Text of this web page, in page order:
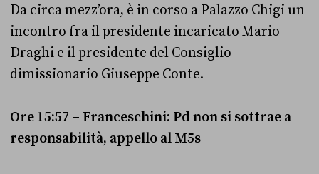
Da circa mezz’ora, è in corso a Palazzo Chigi un
incontro fra il presidente incaricato Mario
Draghi e il presidente del Consiglio
dimissionario Giuseppe Conte.
Ore 15:57 – Franceschini: Pd non si sottrae a
responsabilità, appello al M5s